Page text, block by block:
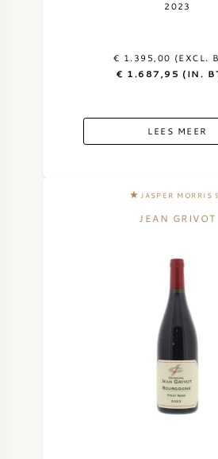
2023
€ 1.395,00 (EXCL.
€ 1.687,95 (IN.
LEES MEER
JASPER MORRIS
JEAN GRIVOT